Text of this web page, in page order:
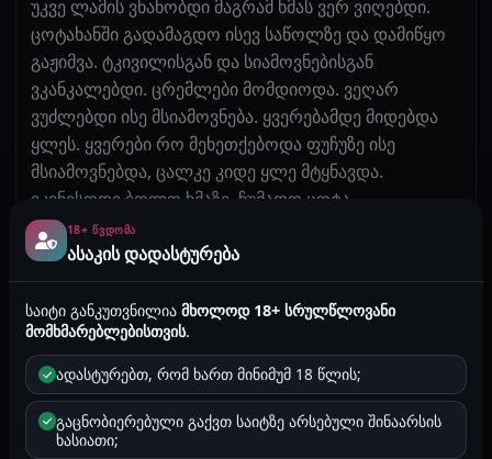
უკვე ლამის ვნანობდი მაგრამ ხმას ვერ ვიღებდი.
ცოტახანში გადამაგდო ისევ საწოლზე და დამიწყო
გაჟიმვა. ტკივილისგან და სიამოვნებისგან
ვკანკალებდი. ცრემლები მომდიოდა. ვეღარ
ვუძლებდი ისე მსიამოვნება. ყვერებამდე მიდებდა
ყლეს. ყვერები რო მეხეთქებოდა ფუჩუზე ისე
მსიამოვნებდა, ცალკე კიდე ყლე მტყნავდა.
ვკვნესოდი ბოლო ხმაზე. ჩუმადო ცოტა.
გავაგრძელე მე მოგუდული კვნესა. მერე გამომიღო
და გადამკუზა და რაკამ მტყნა და სულ ტრაკზე
მირტყამდა. უკვე ვეღარ ვუძლებდი და გავათავე.
თვითონაც რო ათავებდა გადმომატრიალა
პრეზერვატივი გაიძრო და ზედ ძუძუებზე დამასხა
თესლი. დავეგდეთ ორივე განადგურებულები.
საწოლზე სულ ჩემი სისხლი იყო. ასეთი
ნასიამოვნები ცხოვრრბაში არ ვყოფილვარ. იმ
დღეს მეტი აღარ მოვუტყვნივარ მაგრამ იმის მერე
18+ ᲬᲕᲓᲝᲛᲐ
ასაკის დადასტურება
საიტი განკუთვნილიამხოლოდ 18+ სრულწლოვანი
მომხმარებლებისთვის.
ადასტურებთ, რომ ხართ მინიმუმ 18 წლის;
გაცნობიერებული გაქვთ საიტზე არსებული შინაარსის
ხასიათი;